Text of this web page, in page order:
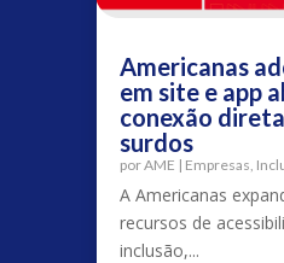
Americanas
em site e app
conexão
surdos
porAME | Empresas
A Americanas
recursos de
inclusão,...